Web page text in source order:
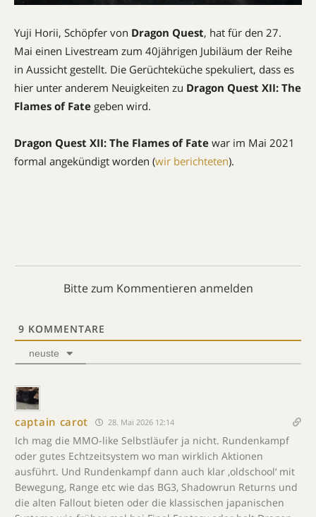
Yuji Horii, Schöpfer von Dragon Quest, hat für den 27.
Mai einen Livestream zum 40jährigen Jubiläum der Reihe
in Aussicht gestellt. Die Gerüchteküche spekuliert, dass es
hier unter anderem Neuigkeiten zu Dragon Quest XII: The
Flames of Fate geben wird.
Dragon Quest XII: The Flames of Fate war im Mai 2021
formal angekündigt worden (wir berichteten).
Bitte zum Kommentieren anmelden
9 KOMMENTARE
neuste
captain carot 28. Mai 2026 12:14
Ich mag die MMO-like Selbstläufer ja nicht. Rundenkampf
oder gutes Echtzeitsystem wo man wirklich Aktionen
ausführt. Und Rundenkampf dann auch klar ‚oldschool‘ mit
Bewegung, Range etc wie das BG3, Shadowrun Returns und
die alten Fallout bieten oder die klassischen japanischen